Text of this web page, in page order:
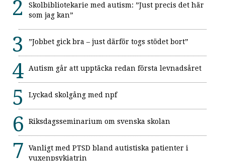
Skolbibliotekarie med autism: ”Just precis det här
som jag kan”
”Jobbet gick bra – just därför togs stödet bort”
Autism går att upptäcka redan första levnadsåret
Lyckad skolgång med npf
Riksdagsseminarium om svenska skolan
Vanligt med PTSD bland autistiska patienter i
vuxenpsykiatrin